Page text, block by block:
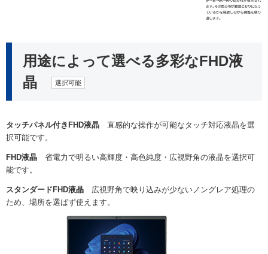
用途によって選べる多彩なFHD液
晶 選択可能
タッチパネル付きFHD液晶 直感的な操作が可能なタッチ対応液晶を選
択可能です。
FHD液晶 省電力で明るい高輝度・高色純度・広視野角の液晶を選択可
能です。
スタンダードFHD液晶 広視野角で映り込みが少ないノングレア処理の
ため、場所を選ばず使えます。